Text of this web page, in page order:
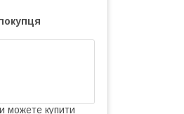
можете купити